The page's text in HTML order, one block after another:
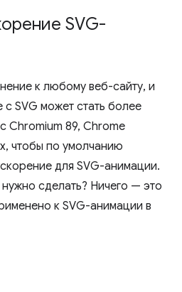
SVG-
к любому веб-сайту, и
с SVG может стать более
Chromium 89, Chrome
чтобы по умолчанию
для SVG-анимации.
сделать? Ничего — это
к SVG-анимации в